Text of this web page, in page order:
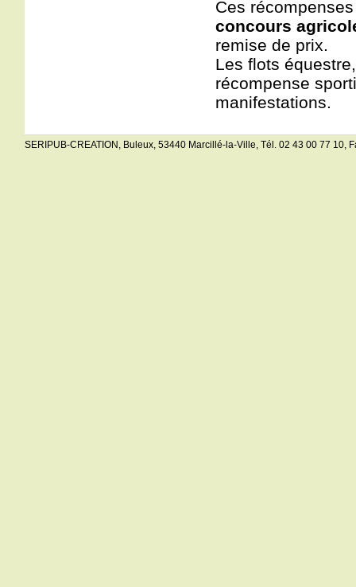
Ces
concours
remise de prix.
Les flots
récompense
manifestations.
SERIPUB-CREATION, Buleux, 53440 Marcillé-la-Ville, Tél. 02 43 00 77 10,